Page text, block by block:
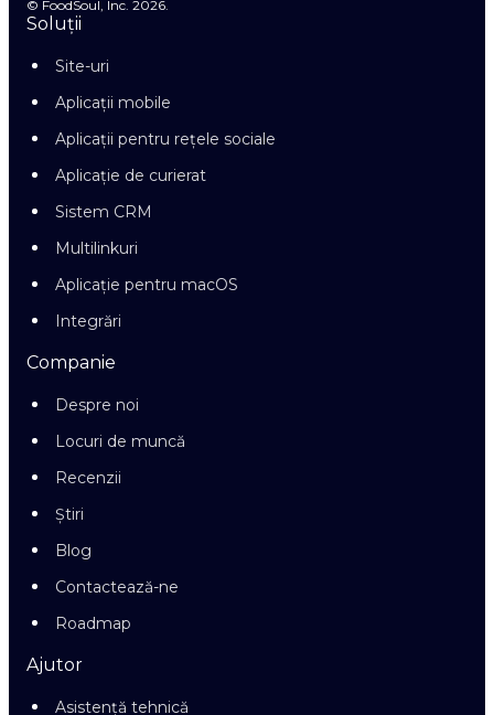
© FoodSoul, Inc. 2026.
Soluții
Site-uri
Aplicații mobile
Aplicații pentru rețele sociale
Aplicație de curierat
Sistem CRM
Multilinkuri
Aplicație pentru macOS
Integrări
Companie
Despre noi
Locuri de muncă
Recenzii
Știri
Blog
Contactează-ne
Roadmap
Ajutor
Asistență tehnică